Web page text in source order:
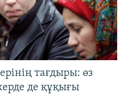
тағдыры: өз
де құқығы